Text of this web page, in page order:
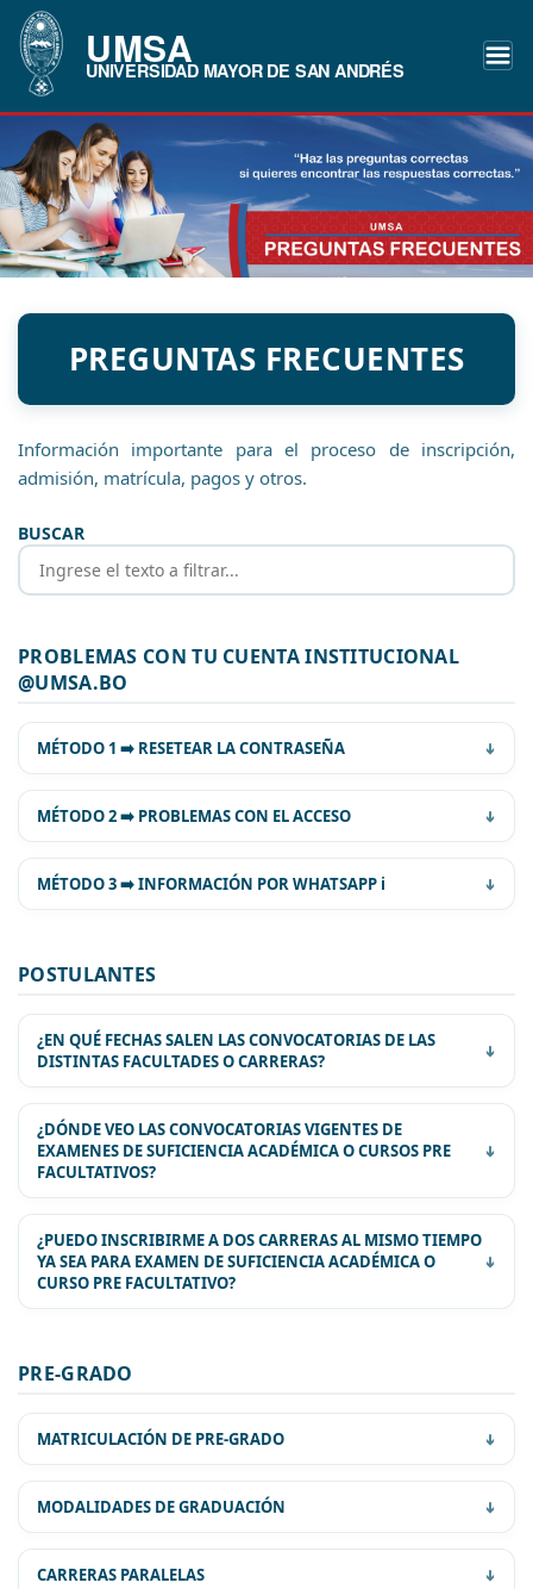
UMSA
UNIVERSIDAD MAYOR DE SAN ANDRÉS
PREGUNTAS FRECUENTES
Información importante para el proceso de inscripción,
admisión, matrícula, pagos y otros.
BUSCAR
PROBLEMAS CON TU CUENTA INSTITUCIONAL
@UMSA.BO
MÉTODO 1 ➡️ RESETEAR LA CONTRASEÑA
MÉTODO 2 ➡️ PROBLEMAS CON EL ACCESO
MÉTODO 3 ➡️ INFORMACIÓN POR WHATSAPP ℹ️
WhatsApp Web 1 +59122612199
WhatsApp Web 2 +59122619020
WhatsApp Web 3 +59169764642
POSTULANTES
¿EN QUÉ FECHAS SALEN LAS CONVOCATORIAS DE LAS
DISTINTAS FACULTADES O CARRERAS?
¿DÓNDE VEO LAS CONVOCATORIAS VIGENTES DE
EXAMENES DE SUFICIENCIA ACADÉMICA O CURSOS PRE
FACULTATIVOS?
¿PUEDO INSCRIBIRME A DOS CARRERAS AL MISMO TIEMPO
YA SEA PARA EXAMEN DE SUFICIENCIA ACADÉMICA O
CURSO PRE FACULTATIVO?
PRE-GRADO
MATRICULACIÓN DE PRE-GRADO
MODALIDADES DE GRADUACIÓN
CARRERAS PARALELAS